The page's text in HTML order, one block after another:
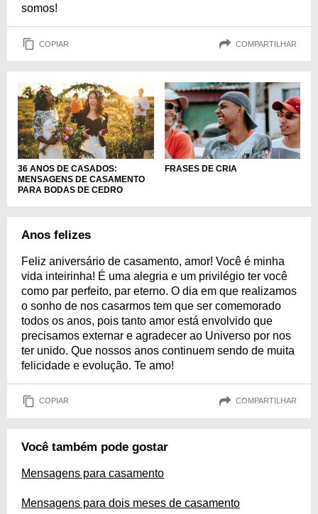
somos!
COPIAR COMPARTILHAR
36 ANOS DE CASADOS:
MENSAGENS DE CASAMENTO
PARA BODAS DE CEDRO
FRASES DE CRIA
Anos felizes
Feliz aniversário de casamento, amor! Você é minha
vida inteirinha! É uma alegria e um privilégio ter você
como par perfeito, par eterno. O dia em que realizamos
o sonho de nos casarmos tem que ser comemorado
todos os anos, pois tanto amor está envolvido que
precisamos externar e agradecer ao Universo por nos
ter unido. Que nossos anos continuem sendo de muita
felicidade e evolução. Te amo!
COPIAR COMPARTILHAR
Você também pode gostar
Mensagens para casamento
Mensagens para dois meses de casamento